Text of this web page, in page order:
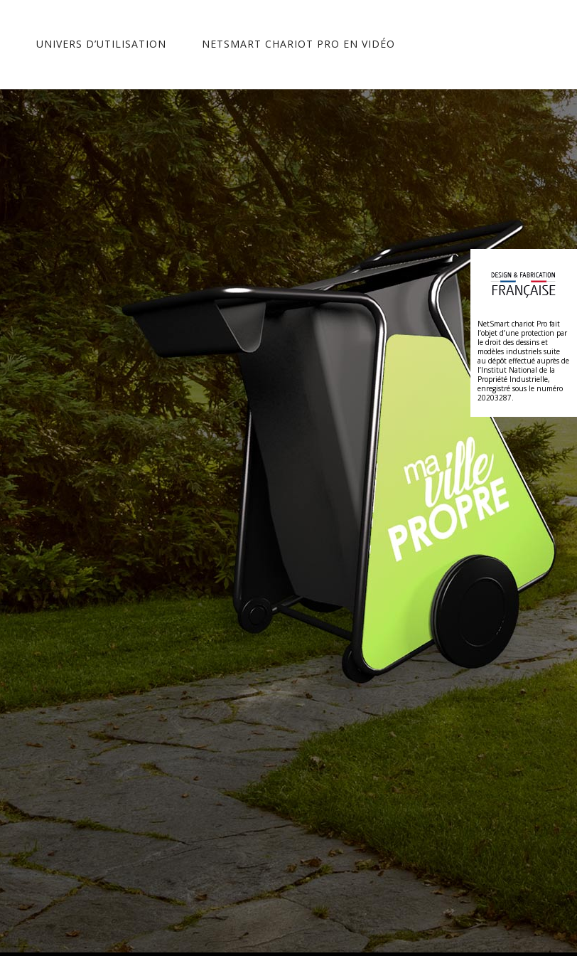
NetSmart chariot Pro fait
l’objet d’une protection par
le droit des dessins et
modèles industriels suite
au dépôt effectué auprès de
l’Institut National de la
Propriété Industrielle,
enregistré sous le numéro
20203287.
UNIVERS D’UTILISATION NETSMART CHARIOT PRO EN VIDÉO